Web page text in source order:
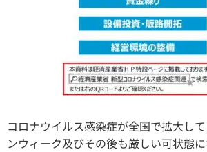
コロナウイルス感染症が全国で拡大し
ンウィーク及びその後も厳しい可状態に